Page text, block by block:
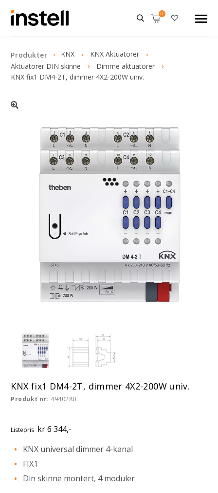
Produkter KNX
KNX Aktuatorer
Aktuatorer DIN skinne
Dimme aktuatorer
KNX fix1 DM4-2T, dimmer 4X2-200W univ.
KNX fix1 DM4-2T, dimmer 4X2-200W univ.
Produkt nr: 4940280
Listepris kr 6 344,-
KNX universal dimmer 4-kanal
FIX1
Din skinne montert, 4 moduler